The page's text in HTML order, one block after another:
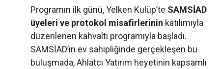
Programın ilk günü, Yelken Kulüp’te SAMSİAD
üyeleri ve protokol misafirlerinin katılımıyla
düzenlenen kahvaltı programıyla başladı.
SAMSİAD’ın ev sahipliğinde gerçekleşen bu
buluşmada, Ahlatcı Yatırım heyetinin kapsamlı